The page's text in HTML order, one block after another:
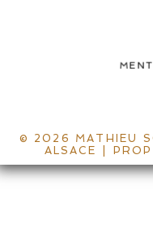
© 2026 MATHIEU
ALSACE